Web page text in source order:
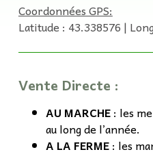
Coordonnées GPS:
Latitude : 43.338576 |
Vente Directe :
AU MARCHE: les
au long de l’année.
A LA FERME: les